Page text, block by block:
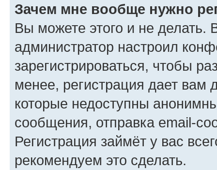
Зачем мне вообще нужно
Вы можете этого и не делать.
администратор настроил
зарегистрироваться, чтобы
менее, регистрация дает вам
которые недоступны
сообщения, отправка email-
Регистрация займёт у вас
рекомендуем это сделать.